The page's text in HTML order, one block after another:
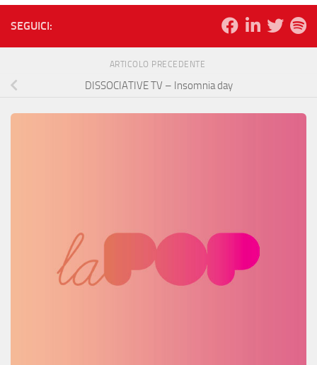
SEGUICI:
ARTICOLO PRECEDENTE
DISSOCIATIVE TV – Insomnia day